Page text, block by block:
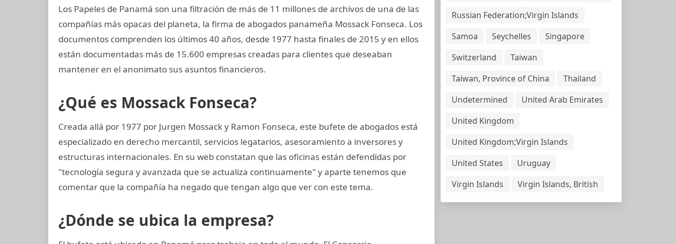
Los Papeles de Panamá son una filtración de más de 11 millones de archivos de una de las
compañías más opacas del planeta, la firma de abogados panameña Mossack Fonseca. Los
documentos comprenden los últimos 40 años, desde 1977 hasta finales de 2015 y en ellos
están documentadas más de 15.600 empresas creadas para clientes que deseaban
mantener en el anonimato sus asuntos financieros.
¿Qué es Mossack Fonseca?
Creada allá por 1977 por Jurgen Mossack y Ramon Fonseca, este bufete de abogados está
especializado en derecho mercantil, servicios legatarios, asesoramiento a inversores y
estructuras internacionales. En su web constatan que las oficinas están defendidas por
"tecnología segura y avanzada que se actualiza continuamente" y aparte tenemos que
comentar que la compañía ha negado que tengan algo que ver con este tema.
¿Dónde se ubica la empresa?
Russian Federation;Virgin Islands
Samoa
Seychelles
Singapore
Switzerland
Taiwan
Taiwan, Province of China
Thailand
Undetermined
United Arab Emirates
United Kingdom
United Kingdom;Virgin Islands
United States
Uruguay
Virgin Islands
Virgin Islands, British